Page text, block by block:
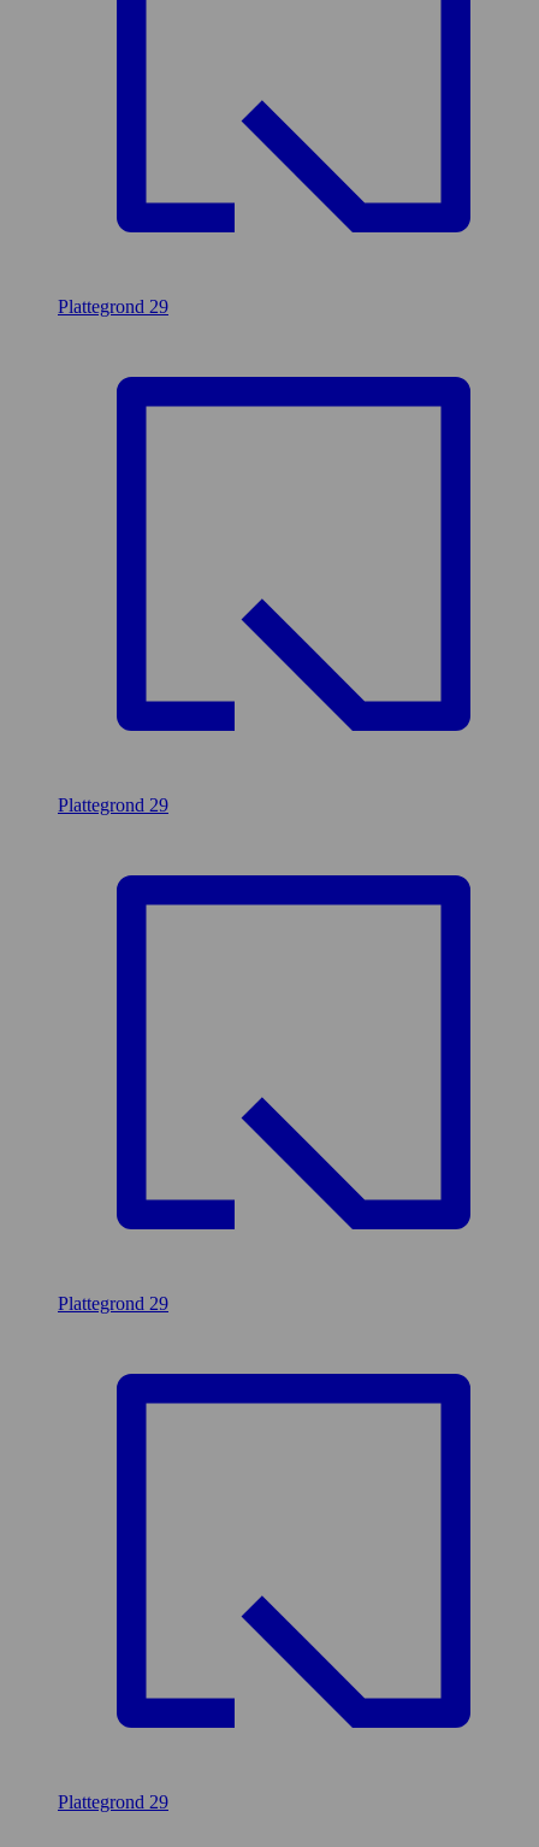
Plattegrond 29
Plattegrond 29
Plattegrond 29
Plattegrond 29